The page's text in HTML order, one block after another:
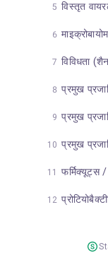
विस्तृत
विविधता
प्रमुख
प्रमुख
प्रमुख
फर्मिक्यूट्स